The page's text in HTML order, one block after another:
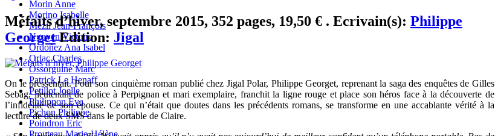
Morin Anne
Morino Isabelle
Mézil Jean-François
Nguyen Victoire
Ordoñez Ana Isabel
Orlac Charles
Ossorguine Marc
Patrick Le Henaff
Petillot Joelle
Philippon Eva
Pichon Philippe
Poindron Eric
Prouteau Marie-Hélène
Méfaits d’hiver, septembre 2015, 352 pages, 19,50 € . Ecrivain(s): Philippe
GeorgetEdition: Jigal
On le pressentait. Pour son cinquième roman publié chez Jigal Polar, Philippe Georget, reprenant la saga des enquêtes de Gilles
Sebag, lieutenant de police à Perpignan et mari exemplaire, franchit la ligne rouge et place son héros face à la découverte de
l’infidélité de son épouse. Ce qui n’était que doutes dans les précédents romans, se transforme en une accablante vérité à la
lecture de deux SMS dans le portable de Claire.